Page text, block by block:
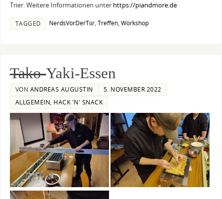
Trier. Weitere Informationen unter https://piandmore.de
TAGGED NerdsVorDerTür, Treffen, Workshop
Tako-Yaki-Essen
VON ANDREAS AUGUSTIN
5. NOVEMBER 2022
ALLGEMEIN, HACK 'N' SNACK